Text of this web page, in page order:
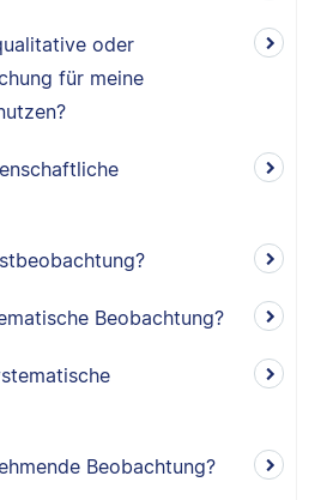
oder
für meine
Beobachtung?
Beobachtung?